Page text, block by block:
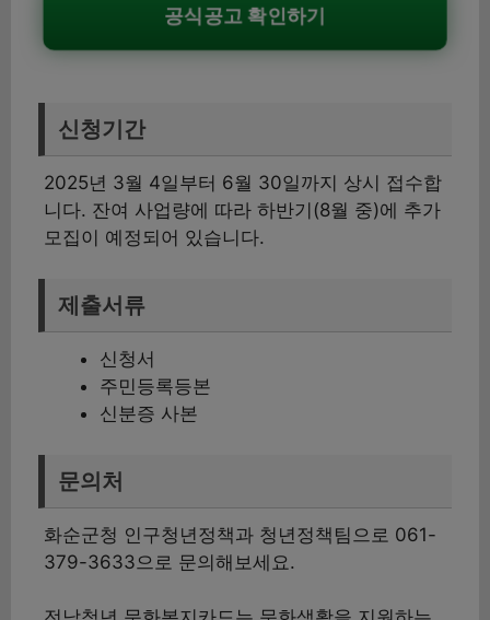
공식공고 확인하기
신청기간
2025년 3월 4일부터 6월 30일까지 상시 접수합
니다. 잔여 사업량에 따라 하반기(8월 중)에 추가
모집이 예정되어 있습니다.
제출서류
신청서
주민등록등본
신분증 사본
문의처
화순군청 인구청년정책과 청년정책팀으로 061-
379-3633으로 문의해보세요.